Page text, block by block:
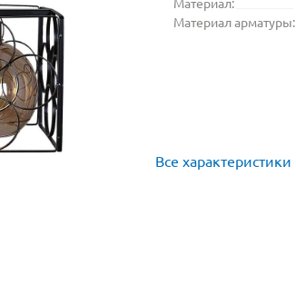
Материал арматуры:
Все характеристики